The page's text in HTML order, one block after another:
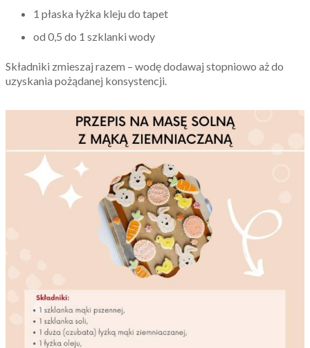
1 płaska łyżka kleju do tapet
od 0,5 do 1 szklanki wody
Składniki zmieszaj razem – wodę dodawaj stopniowo aż do
uzyskania pożądanej konsystencji.